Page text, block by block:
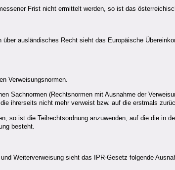
Frist nicht ermittelt werden, so ist das
ausländisches Recht sieht das Europäische
Verweisungsnormen.
Sachnormen (Rechtsnormen mit Ausnahme der
ihrerseits nicht mehr verweist bzw. auf die erstmals
so ist die Teilrechtsordnung anzuwenden, auf die die in
besteht.
Weiterverweisung sieht das IPR-Gesetz folgende